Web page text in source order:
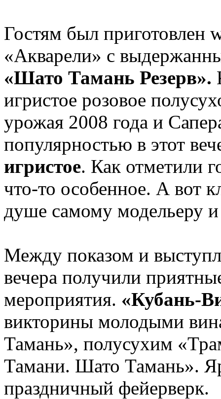
Гостям был приготовлен
«Акварели» с
«Шато Тамань Резерв».
игристое розовое
урожая 2008 года и
популярностью в этот
игристое. Как отметили
что-то особенное. А вот
душе самому модельеру и
Между показом и
вечера получили
мероприятия. «Кубань-
викторины молодыми
Тамань», полусухим
Тамани. Шато Тамань».
праздничный фейерверк.